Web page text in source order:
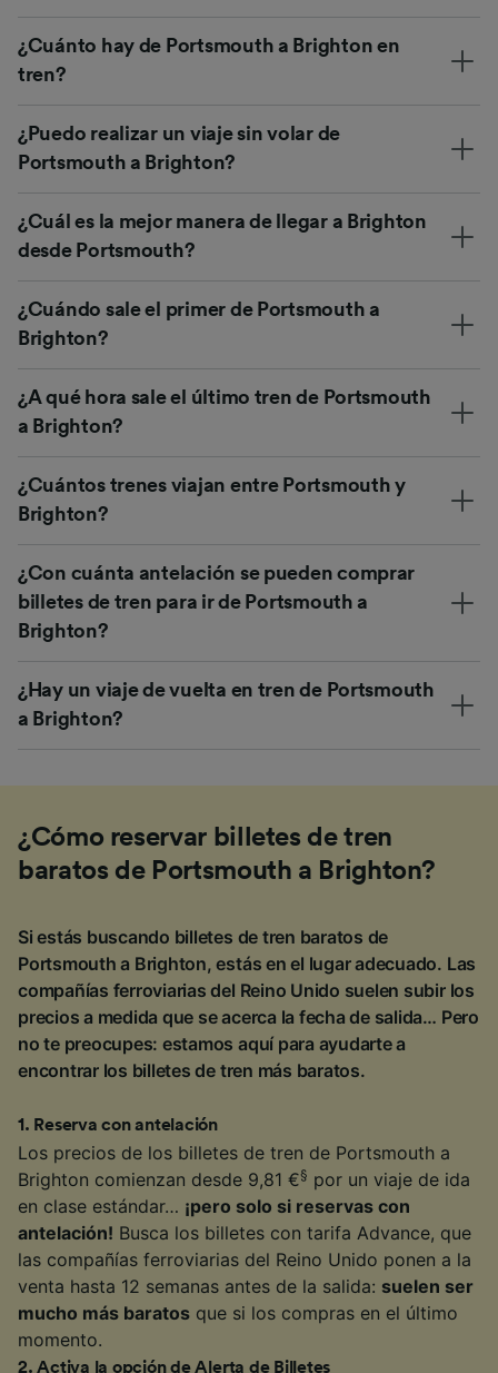
¿Cuánto hay de Portsmouth a Brighton en
tren?
¿Puedo realizar un viaje sin volar de
Portsmouth a Brighton?
¿Cuál es la mejor manera de llegar a Brighton
desde Portsmouth?
¿Cuándo sale el primer de Portsmouth a
Brighton?
¿A qué hora sale el último tren de Portsmouth
a Brighton?
¿Cuántos trenes viajan entre Portsmouth y
Brighton?
¿Con cuánta antelación se pueden comprar
billetes de tren para ir de Portsmouth a
Brighton?
¿Hay un viaje de vuelta en tren de Portsmouth
a Brighton?
¿Cómo reservar billetes de tren
baratos de Portsmouth a Brighton?
Si estás buscando billetes de tren baratos de
Portsmouth a Brighton, estás en el lugar adecuado. Las
compañías ferroviarias del Reino Unido suelen subir los
precios a medida que se acerca la fecha de salida… Pero
no te preocupes: estamos aquí para ayudarte a
encontrar los billetes de tren más baratos.
1. Reserva con antelación
Los precios de los billetes de tren de Portsmouth a
Brighton comienzan desde 9,81 €§ por un viaje de ida
en clase estándar… ¡pero solo si reservas con
antelación! Busca los billetes con tarifa Advance, que
las compañías ferroviarias del Reino Unido ponen a la
venta hasta 12 semanas antes de la salida: suelen ser
mucho más baratos que si los compras en el último
momento.
2.Activa la opción de Alerta de Billetes